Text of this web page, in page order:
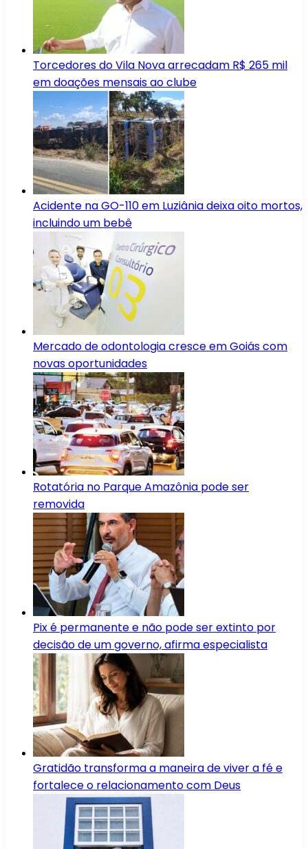
Torcedores do Vila Nova arrecadam R$ 265 mil
em doações mensais ao clube
Acidente na GO-110 em Luziânia deixa oito mortos,
incluindo um bebê
Mercado de odontologia cresce em Goiás com
novas oportunidades
Rotatória no Parque Amazônia pode ser
removida
Pix é permanente e não pode ser extinto por
decisão de um governo, afirma especialista
Gratidão transforma a maneira de viver a fé e
fortalece o relacionamento com Deus